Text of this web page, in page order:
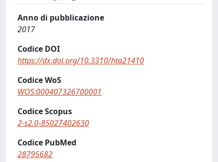
Anno di pubblicazione
2017
Codice DOI
https://dx.doi.org/10.3310/hta21410
Codice WoS
WOS:000407326700001
Codice Scopus
2-s2.0-85027402630
Codice PubMed
28795682